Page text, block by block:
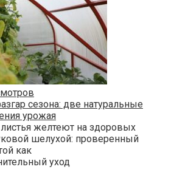
сезона: две натуральные
урожая
желтеют на здоровых
шелухой: проверенный
как
уход